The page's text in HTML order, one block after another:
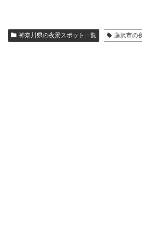
神奈川県の夜景スポット一覧 藤沢市の